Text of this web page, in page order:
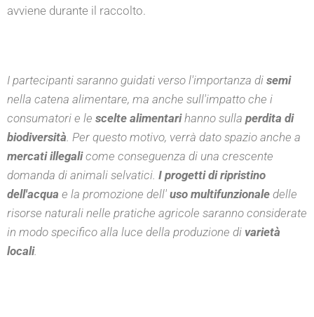
avviene durante il raccolto.
I partecipanti saranno guidati verso l'importanza di semi
nella catena alimentare, ma anche sull'impatto che i
consumatori e le scelte alimentarihanno sulla perdita di
biodiversità. Per questo motivo, verrà dato spazio anche a
mercati illegalicome conseguenza di una crescente
domanda di animali selvatici. I progetti di ripristino
dell'acqua e la promozione dell' uso multifunzionale delle
risorse naturali nelle pratiche agricole saranno considerate
in modo specifico alla luce della produzione di varietà
locali.